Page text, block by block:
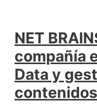
NET
compañía
Data y
contenidos